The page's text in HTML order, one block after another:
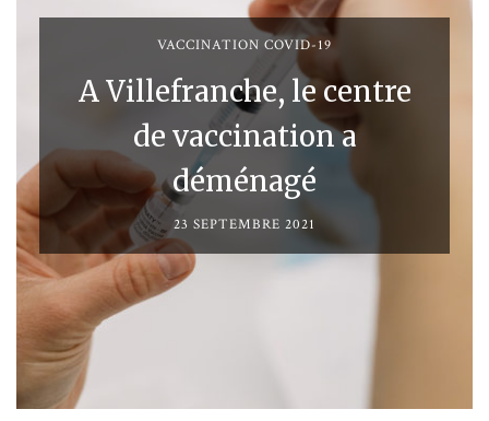
VACCINATION COVID-19
A Villefranche, le centre
de vaccination a
déménagé
23 SEPTEMBRE 2021